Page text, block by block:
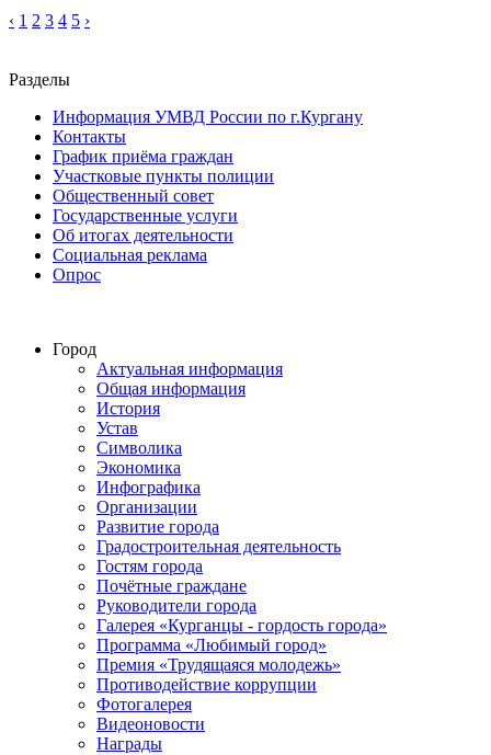
‹ 1 2 3 4 5 ›
Разделы
Информация УМВД России по г.Кургану
Контакты
График приёма граждан
Участковые пункты полиции
Общественный совет
Государственные услуги
Об итогах деятельности
Социальная реклама
Опрос
Город
Актуальная информация
Общая информация
История
Устав
Символика
Экономика
Инфографика
Организации
Развитие города
Градостроительная деятельность
Гостям города
Почётные граждане
Руководители города
Галерея «Курганцы - гордость города»
Программа «Любимый город»
Премия «Трудящаяся молодежь»
Противодействие коррупции
Фотогалерея
Видеоновости
Награды